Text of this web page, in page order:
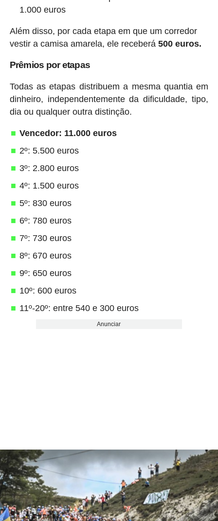
1.000 euros
Além disso, por cada etapa em que um corredor
vestir a camisa amarela, ele receberá 500 euros.
Prêmios por etapas
Todas as etapas distribuem a mesma quantia em
dinheiro, independentemente da dificuldade, tipo,
dia ou qualquer outra distinção.
Vencedor: 11.000 euros
2º: 5.500 euros
3º: 2.800 euros
4º: 1.500 euros
5º: 830 euros
6º: 780 euros
7º: 730 euros
8º: 670 euros
9º: 650 euros
10º: 600 euros
11º-20º: entre 540 e 300 euros
Anunciar